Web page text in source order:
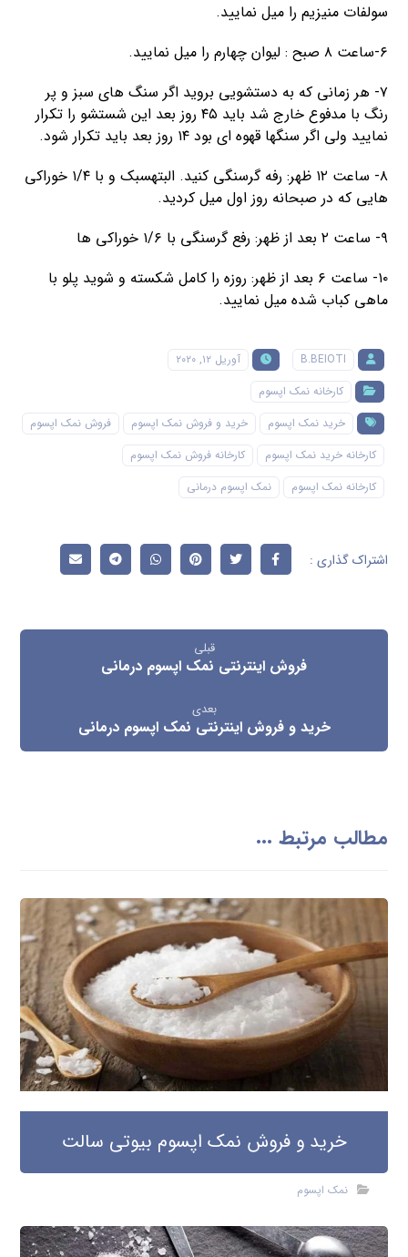
سولفات منیزیم را میل نمایید.
۶-ساعت ۸ صبح : لیوان چهارم را میل نمایید.
۷- هر زمانی که به دستشویی بروید اگر سنگ های سبز و پر
رنگ با مدفوع خارج شد باید ۴۵ روز بعد این شستشو را تکرار
نمایید ولی اگر سنگها قهوه ای بود ۱۴ روز بعد باید تکرار شود.
۸- ساعت ۱۲ ظهر: رفه گرسنگی کنید. البتهسبک و با ۱/۴ خوراکی
هایی که در صبحانه روز اول میل کردید.
۹- ساعت ۲ بعد از ظهر: رفع گرسنگی با ۱/۶ خوراکی ها
۱۰- ساعت ۶ بعد از ظهر: روزه را کامل شکسته و شوید پلو با
ماهی کباب شده میل نمایید.
B.BEIOTI
آوریل ۱۲, ۲۰۲۰
کارخانه نمک اپسوم
خرید نمک اپسوم
خرید و فروش نمک اپسوم
فروش نمک اپسوم
کارخانه خرید نمک اپسوم
کارخانه فروش نمک اپسوم
کارخانه نمک اپسوم
نمک اپسوم درمانی
قبلی
فروش اینترنتی نمک اپسوم درمانی
بعدی
خرید و فروش اینترنتی نمک اپسوم درمانی
مطالب مرتبط ...
خرید و فروش نمک اپسوم بیوتی سالت
نمک اپسوم